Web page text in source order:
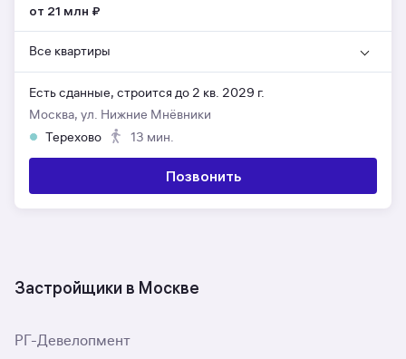
от 21 млн ₽
Все квартиры
Есть сданные, строится до 2 кв. 2029 г.
Москва, ул. Нижние Мнёвники
Терехово
13 мин.
Позвонить
Застройщики в Москве
РГ-Девелопмент